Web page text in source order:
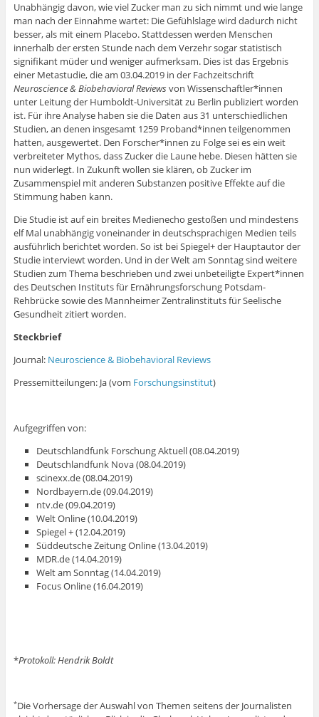
Unabhängig davon, wie viel Zucker man zu sich nimmt und wie lange
man nach der Einnahme wartet: Die Gefühlslage wird dadurch nicht
besser, als mit einem Placebo. Stattdessen werden Menschen
innerhalb der ersten Stunde nach dem Verzehr sogar statistisch
signifikant müder und weniger aufmerksam. Dies ist das Ergebnis
einer Metastudie, die am 03.04.2019 in der Fachzeitschrift
Neuroscience & Biobehavioral Reviewsvon Wissenschaftler*innen
unter Leitung der Humboldt-Universität zu Berlin publiziert worden
ist. Für ihre Analyse haben sie die Daten aus 31 unterschiedlichen
Studien, an denen insgesamt 1259 Proband*innen teilgenommen
hatten, ausgewertet. Den Forscher*innen zu Folge sei es ein weit
verbreiteter Mythos, dass Zucker die Laune hebe. Diesen hätten sie
nun widerlegt. In Zukunft wollen sie klären, ob Zucker im
Zusammenspiel mit anderen Substanzen positive Effekte auf die
Stimmung haben kann.
Die Studie ist auf ein breites Medienecho gestoßen und mindestens
elf Mal unabhängig voneinander in deutschsprachigen Medien teils
ausführlich berichtet worden. So ist bei Spiegel+ der Hauptautor der
Studie interviewt worden. Und in der Welt am Sonntag sind weitere
Studien zum Thema beschrieben und zwei unbeteiligte Expert*innen
des Deutschen Instituts für Ernährungsforschung Potsdam-
Rehbrücke sowie des Mannheimer Zentralinstituts für Seelische
Gesundheit zitiert worden.
Steckbrief
Journal: Neuroscience & Biobehavioral Reviews
Pressemitteilungen: Ja (vom Forschungsinstitut)
Aufgegriffen von:
Deutschlandfunk Forschung Aktuell (08.04.2019)
Deutschlandfunk Nova (08.04.2019)
scinexx.de (08.04.2019)
Nordbayern.de (09.04.2019)
ntv.de (09.04.2019)
Welt Online (10.04.2019)
Spiegel + (12.04.2019)
Süddeutsche Zeitung Online (13.04.2019)
MDR.de (14.04.2019)
Welt am Sonntag (14.04.2019)
Focus Online (16.04.2019)
*Protokoll: Hendrik Boldt
*Die Vorhersage der Auswahl von Themen seitens der Journalisten